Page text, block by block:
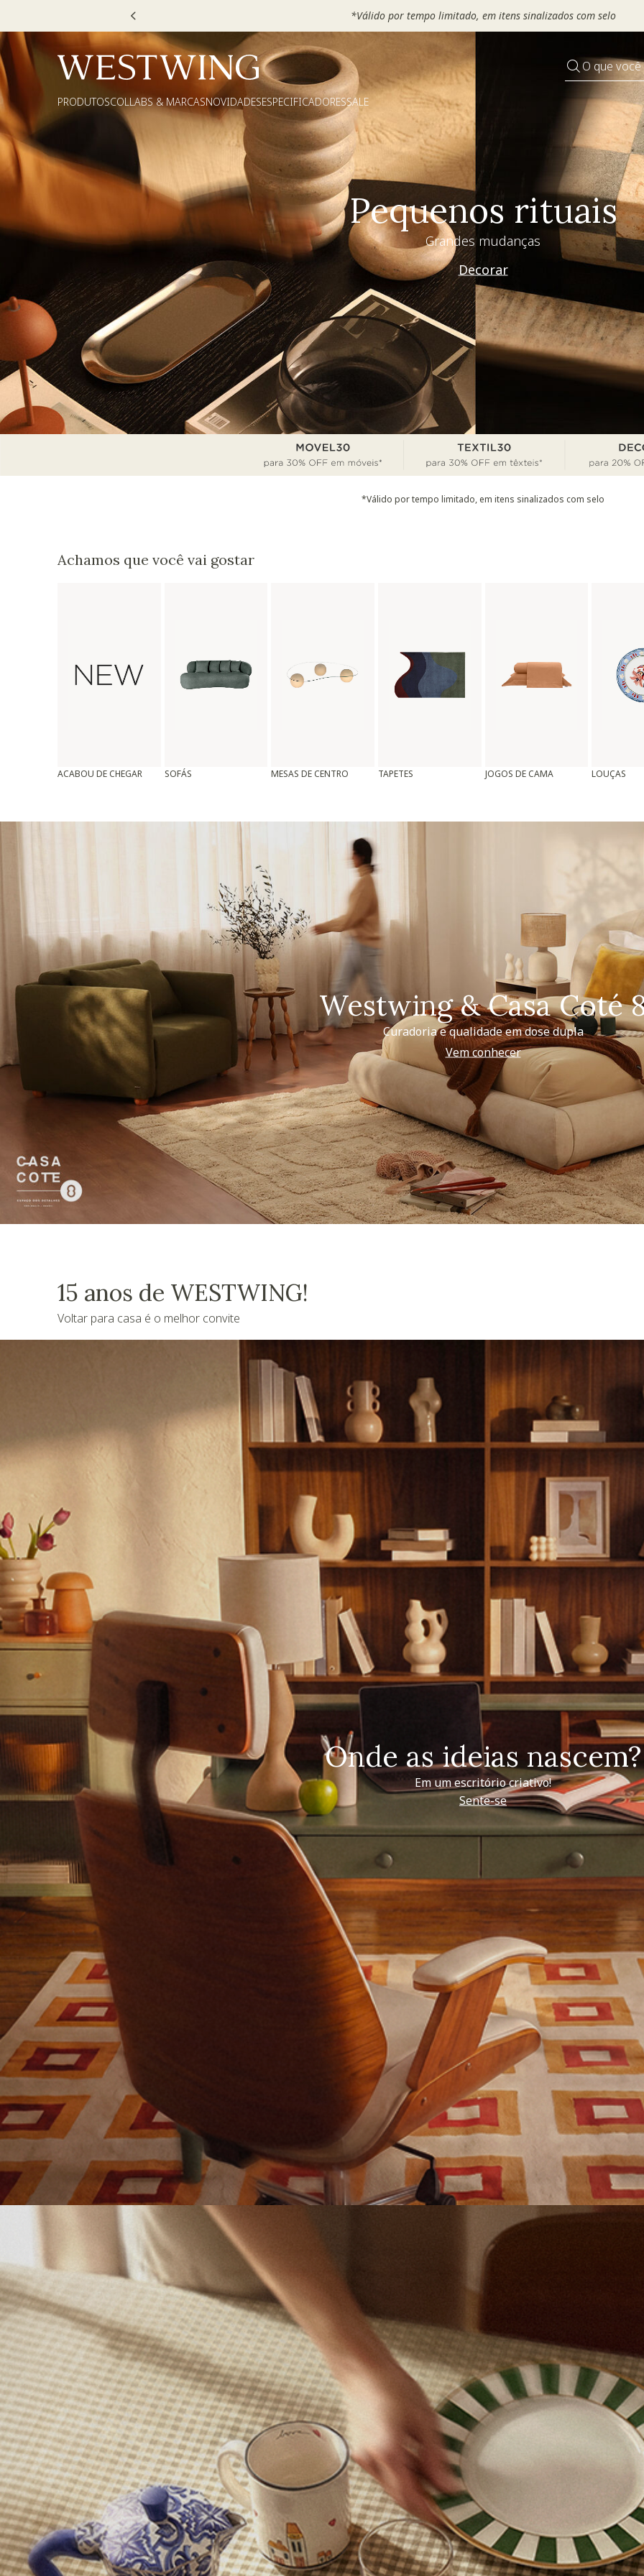
*Válido por tempo limitado, em itens sinalizados com
O que
PRODUTOSCOLLABS & MARCASNOVIDADESESPECIFICADORESSALE
Pequenos rituais
Grandes mudanças
Decorar
*Válido por tempo limitado, em itens sinalizados com selo
Achamos que você vai gostar
ACABOU DE CHEGAR SOFÁS MESAS DE CENTRO TAPETES JOGOS DE CAMA LOUÇAS
Westwing & Casa Coté
Curadoria e qualidade em dose dupla
Vem conhecer
15 anos de WESTWING!
Voltar para casa é o melhor convite
Onde as ideias nascem?
Em um escritório criativo!
Sente-se